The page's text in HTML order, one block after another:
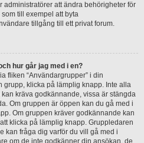
administratörer att ändra behörigheter för
till exempel att byta
tillgång till ett privat forum.
hur går jag med i en?
fliken “Användargrupper” i din
grupp, klicka på lämplig knapp. Inte alla
kräva godkännande, vissa är stängda
Om gruppen är öppen kan du gå med i
Om gruppen kräver godkännande kan
klicka på lämplig knapp. Gruppledaren
kan fråga dig varför du vill gå med i
om de inte godkänner din ansökan, de